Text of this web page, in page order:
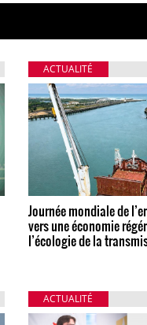
ACTUALITÉ
Journée mondiale de
vers une économie
l’écologie de la
ACTUALITÉ